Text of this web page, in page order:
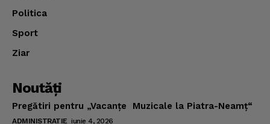
Politica
Sport
Ziar
Noutăţi
Pregătiri pentru „Vacanţe Muzicale la Piatra-Neamţ“
ADMINISTRATIE iunie 4, 2026